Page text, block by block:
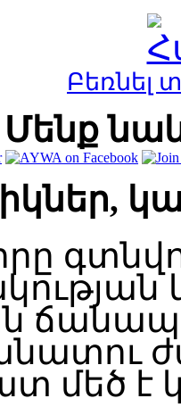
Բեռնել
Մենք
մեծ է